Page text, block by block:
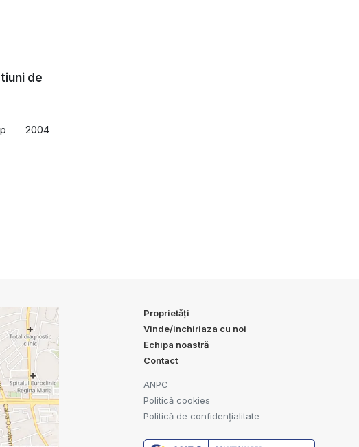
de
2004
Proprietăți
Vinde/inchiriaza cu noi
Echipa noastră
Contact
ANPC
Politică cookies
Politică de confidențialitate